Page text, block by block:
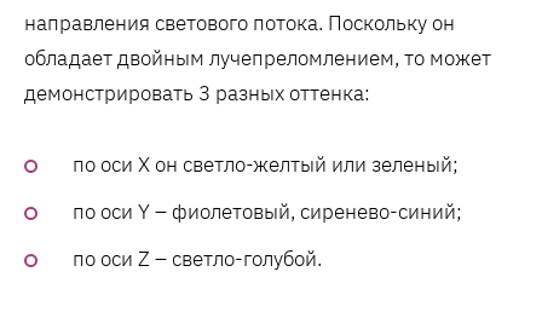
направления светового потока. Поскольку он
обладает двойным лучепреломлением, то может
демонстрировать 3 разных оттенка:
по оси Х он светло-желтый или зеленый;
по оси Y – фиолетовый, сиренево-синий;
по оси Z – светло-голубой.